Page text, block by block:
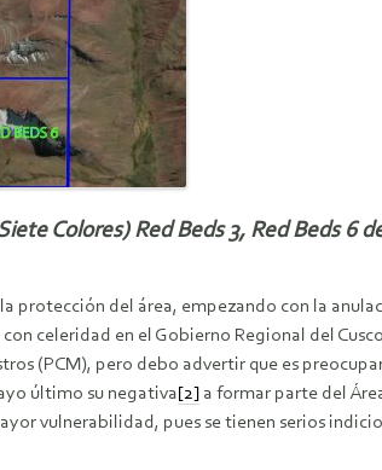
Colores) Red Beds 3, Red Beds 6
protección del área, empezando con la
celeridad en el Gobierno Regional del
(PCM), pero debo advertir que es
último su negativa[2] a formar parte del
vulnerabilidad, pues se tienen serios